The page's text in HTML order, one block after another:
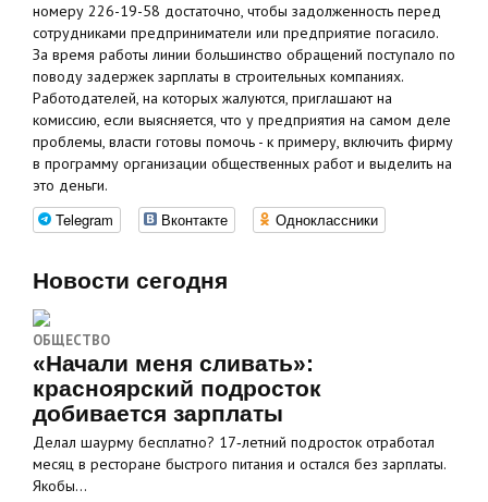
номеру 226-19-58 достаточно, чтобы задолженность перед
сотрудниками предприниматели или предприятие погасило.
За время работы линии большинство обращений поступало по
поводу задержек зарплаты в строительных компаниях.
Работодателей, на которых жалуются, приглашают на
комиссию, если выясняется, что у предприятия на самом деле
проблемы, власти готовы помочь - к примеру, включить фирму
в программу организации общественных работ и выделить на
это деньги.
Telegram Вконтакте Одноклассники
Новости сегодня
ОБЩЕСТВО
«Начали меня сливать»:
красноярский подросток
добивается зарплаты
Делал шаурму бесплатно? 17‑летний подросток отработал
месяц в ресторане быстрого питания и остался без зарплаты.
Якобы…